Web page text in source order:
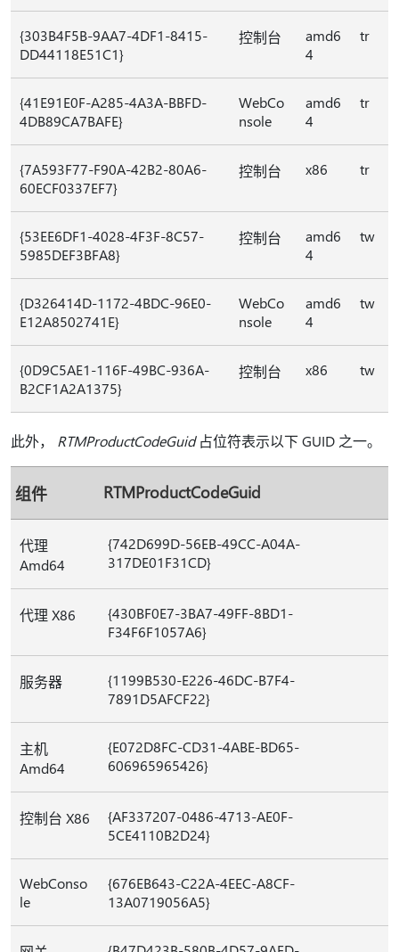
{303B4F5B-9AA7-4DF1-8415-
DD44118E51C1}
控制台
amd6
4
tr
{41E91E0F-A285-4A3A-BBFD-
4DB89CA7BAFE}
WebCo
nsole
amd6
4
tr
{7A593F77-F90A-42B2-80A6-
60ECF0337EF7}
控制台 x86 tr
{53EE6DF1-4028-4F3F-8C57-
5985DEF3BFA8}
控制台
amd6
4
tw
{D326414D-1172-4BDC-96E0-
E12A8502741E}
WebCo
nsole
amd6
4
tw
{0D9C5AE1-116F-49BC-936A-
B2CF1A2A1375}
控制台 x86 tw
此外， RTMProductCodeGuid占位符表示以下 GUID 之一。
组件 RTMProductCodeGuid
代理
Amd64
{742D699D-56EB-49CC-A04A-
317DE01F31CD}
代理 X86
{430BF0E7-3BA7-49FF-8BD1-
F34F6F1057A6}
服务器
{1199B530-E226-46DC-B7F4-
7891D5AFCF22}
主机
Amd64
{E072D8FC-CD31-4ABE-BD65-
606965965426}
控制台 X86
{AF337207-0486-4713-AE0F-
5CE4110B2D24}
WebConso
le
{676EB643-C22A-4EEC-A8CF-
13A0719056A5}